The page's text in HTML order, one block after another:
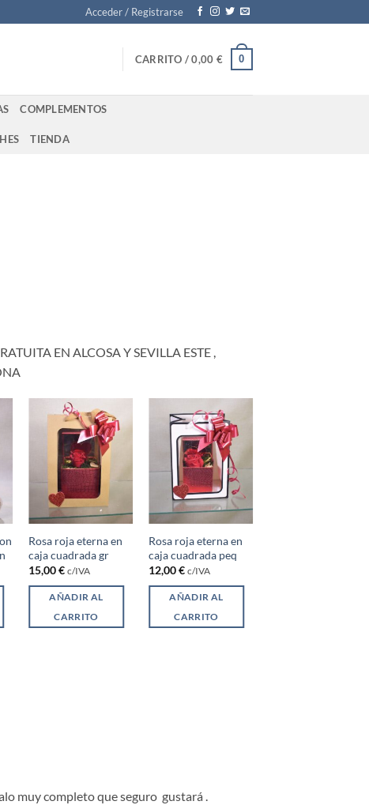
Acceder / Registrarse
CARRITO /0,00 € 0
COMPLEMENTOS
TIENDA
EN ALCOSA Y SEVILLA ESTE ,
Rosa roja eterna en
caja cuadrada gr
15,00€ c/IVA
AÑADIR AL
CARRITO
Rosa roja eterna en
caja cuadrada peq
12,00€ c/IVA
AÑADIR AL
CARRITO
muy completo que seguro gustará .